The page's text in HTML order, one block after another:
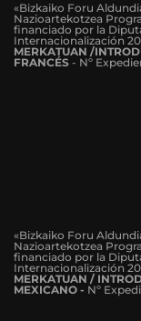
«Bizkaiko Foru
Nazioartekotzea
financiado por la
Internacionalización
MERKATUAN /
FRANCÉS - Nº
«Bizkaiko Foru
Nazioartekotzea
financiado por la
Internacionalización
MERKATUAN /
MEXICANO - Nº